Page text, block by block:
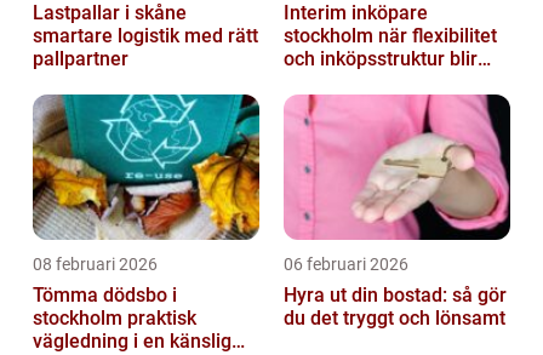
Lastpallar i skåne
smartare logistik med rätt
pallpartner
Interim inköpare
stockholm när flexibilitet
och inköpsstruktur blir
08 februari 2026
Tömma dödsbo i
stockholm praktisk
vägledning i en känslig
06 februari 2026
Hyra ut din bostad: så gör
du det tryggt och lönsamt